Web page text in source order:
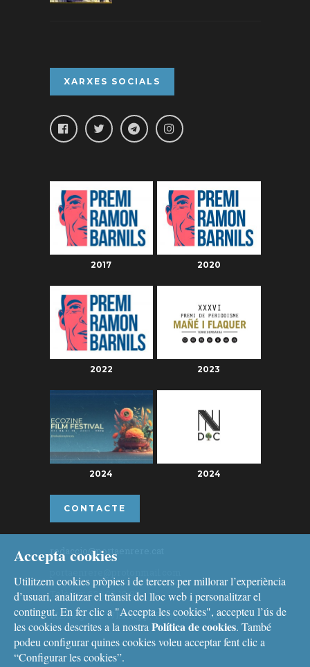
XARXES SOCIALS
2017 2020
2022 2023
2024 2024
CONTACTE
redaccio@portaenrere.cat
Telèfon: 626 26 19 93
Missatgeria: Whatsapp, Telegram i Signal
Accepta cookies
Utilitzem cookies pròpies i de tercers per millorar l’experiència
d’usuari, analitzar el trànsit del lloc web i personalitzar el
contingut. En fer clic a "Accepta les cookies", accepteu l’ús de
les cookies descrites a la nostra Política de cookies. També
podeu configurar quines cookies voleu acceptar fent clic a
“Configurar les cookies”.